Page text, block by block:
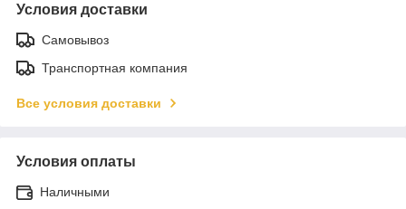
Условия доставки
Самовывоз
Транспортная компания
Все условия доставки
Условия оплаты
Наличными